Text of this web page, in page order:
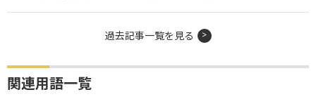
過去記事一覧を見る
関連用語一覧